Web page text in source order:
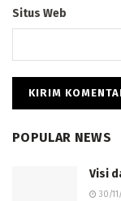
Situs Web
POPULAR NEWS
Visi
30/